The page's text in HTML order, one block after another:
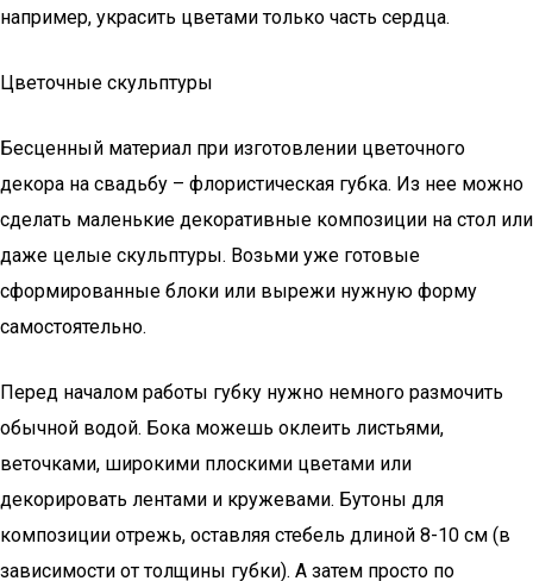
например, украсить цветами только часть сердца.
Цветочные скульптуры
Бесценный материал при изготовлении цветочного
декора на свадьбу – флористическая губка. Из нее можно
сделать маленькие декоративные композиции на стол или
даже целые скульптуры. Возьми уже готовые
сформированные блоки или вырежи нужную форму
самостоятельно.
Перед началом работы губку нужно немного размочить
обычной водой. Бока можешь оклеить листьями,
веточками, широкими плоскими цветами или
декорировать лентами и кружевами. Бутоны для
композиции отрежь, оставляя стебель длиной 8-10 см (в
зависимости от толщины губки). А затем просто по